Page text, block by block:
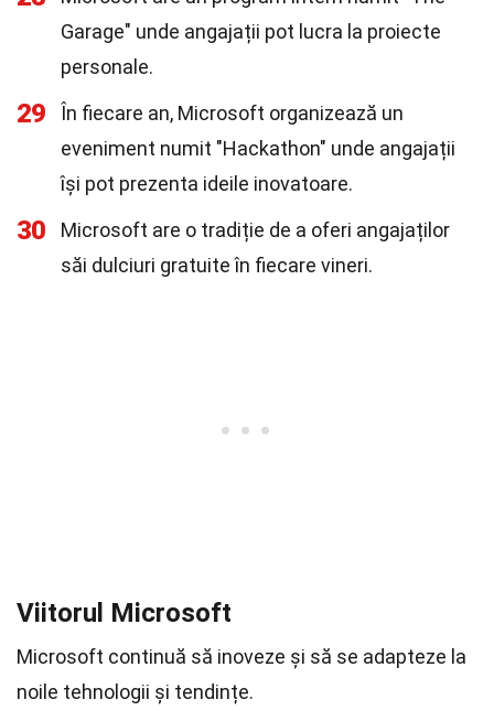
Garage" unde angajații pot lucra la proiecte
personale.
29
În fiecare an, Microsoft organizează un
eveniment numit "Hackathon" unde angajații
își pot prezenta ideile inovatoare.
30
Microsoft are o tradiție de a oferi angajaților
săi dulciuri gratuite în fiecare vineri.
Viitorul Microsoft
Microsoft continuă să inoveze și să se adapteze la
noile tehnologii și tendințe.